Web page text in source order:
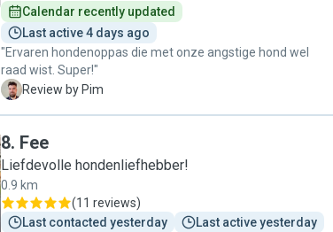
Calendar recently updated
Last active 4 days ago
"Ervaren hondenoppas die met onze angstige hond wel
raad wist. Super!"
P Review by Pim
8. Fee
Liefdevolle hondenliefhebber!
0.9 km
(11 reviews)
Last contacted yesterday
Last active yesterday